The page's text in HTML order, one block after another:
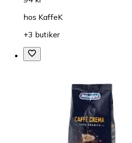
hos KaffeK
+3 butiker